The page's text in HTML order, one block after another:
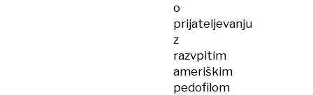
o
prijateljevanju
z
razvpitim
ameriškim
pedofilom